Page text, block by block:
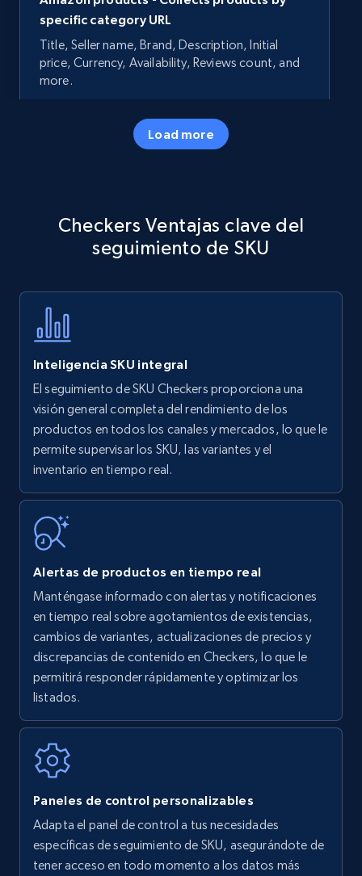
specific category URL
Title, Seller name, Brand, Description, Initial
price, Currency, Availability, Reviews count, and
more.
5.7K+ Comenzar ahora
specific keywords
Title, Seller name, Brand, Description, Initial
Amazon products - find products by using
upc numbers
Title, Seller name, Brand, Description, Initial
price, Currency, Availability, Reviews count, and
35.3K+
Amazon Reviews
URL, Product name, Product rating, Product
rating object, Product rating max, Rating,
Author name, Asin, and more.
Walmart - products
URL, Final price, Sku, Currency, Gtin,
Specifications, Image urls, Top reviews, and
more.
Load more
Checkers Ventajas clave del
seguimiento de SKU
Inteligencia SKU integral
El seguimiento de SKU Checkers proporciona una
visión general completa del rendimiento de los
productos en todos los canales y mercados, lo que le
permite supervisar los SKU, las variantes y el
inventario en tiempo real.
Alertas de productos en tiempo real
Manténgase informado con alertas y notificaciones
en tiempo real sobre agotamientos de existencias,
cambios de variantes, actualizaciones de precios y
discrepancias de contenido en Checkers, lo que le
permitirá responder rápidamente y optimizar los
listados.
Paneles de control personalizables
Adapta el panel de control a tus necesidades
específicas de seguimiento de SKU, asegurándote de
tener acceso en todo momento a los datos más